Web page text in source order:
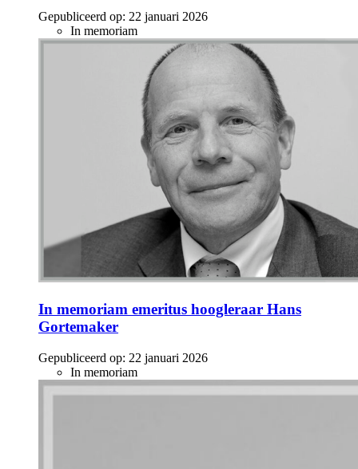
Gepubliceerd op: 22 januari 2026
In memoriam
In memoriam emeritus hoogleraar Hans
Gortemaker
Gepubliceerd op: 22 januari 2026
In memoriam